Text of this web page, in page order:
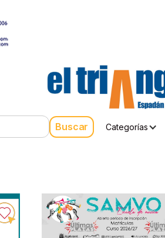
Categorías